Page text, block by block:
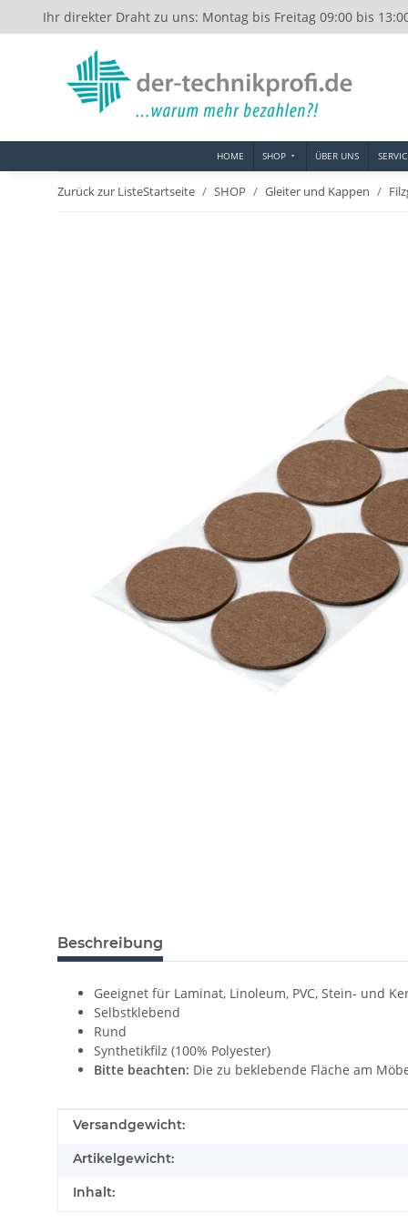
Ihr direkter Draht zu uns: Montag bis Freitag 09:00 bis
HOME SHOP ÜBER UNS
Zurück zur ListeStartseite SHOP Gleiter und Kappen
Beschreibung
Geeignet für Laminat, Linoleum, PVC, Stein- und
Selbstklebend
Rund
Synthetikfilz (100% Polyester)
Bitte beachten: Die zu beklebende Fläche am
Produkteigenschaft
Wert
Versandgewicht:
Artikelgewicht:
Inhalt: